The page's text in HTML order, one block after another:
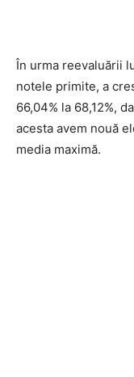
În urma reevaluării
notele primite, a
66,04% la 68,12%,
acesta avem nouă
media maximă.